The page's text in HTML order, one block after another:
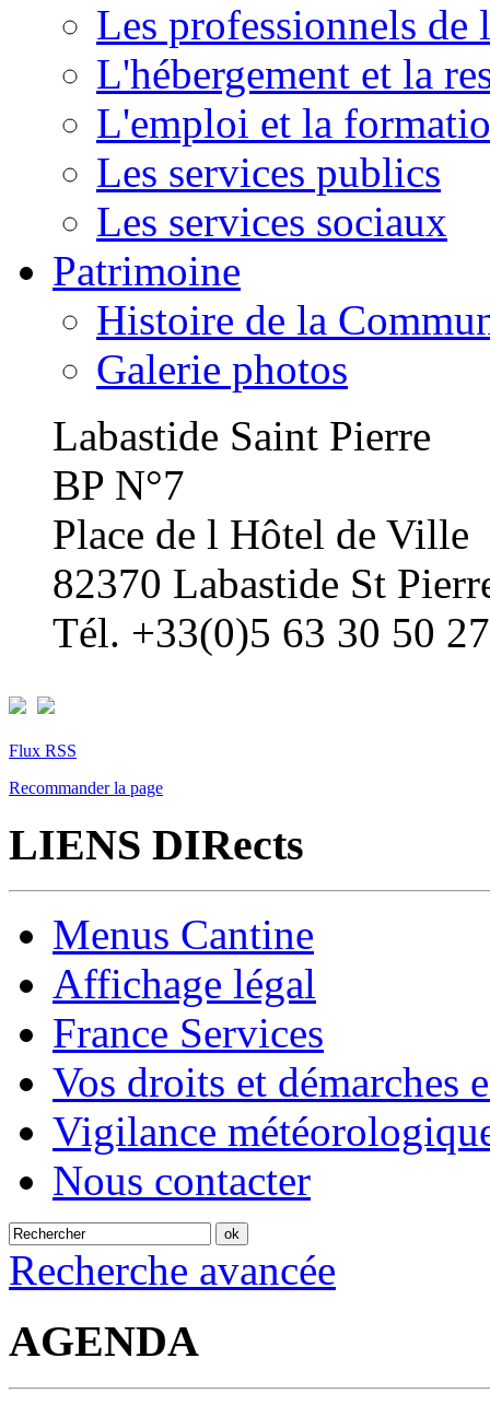
Les professionnels de
L'hébergement et la
L'emploi et la
Les services publics
Les services sociaux
Patrimoine
Histoire de la
Galerie photos
Labastide Saint Pierre
BP N°7
Place de l Hôtel de Ville
82370 Labastide St
Tél. +33(0)5 63 30 50 27
Flux RSS
Recommander la page
LIENS DIRects
Menus Cantine
Affichage légal
France Services
Vos droits et démarches
Vigilance
Nous contacter
Recherche avancée
AGENDA